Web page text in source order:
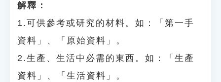
解釋：
1.可供參考或研究的材料。如：「第一手
資料」、「原始資料」。
2.生產、生活中必需的東西。如：「生產
資料」、「生活資料」。